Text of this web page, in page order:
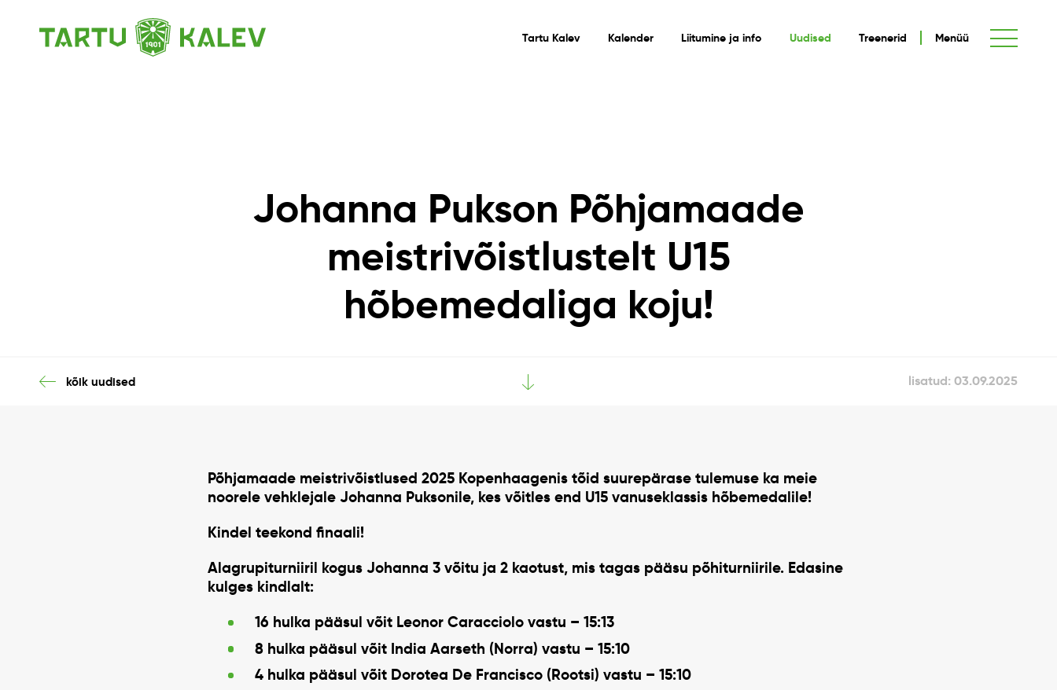
Tartu Kalev Kalender Liitumine ja info Uudised Treenerid Menüü
Johanna Pukson Põhjamaade
meistrivõistlustelt U15
hõbemedaliga koju!
kõik uudised lisatud: 03.09.2025
Põhjamaade meistrivõistlused 2025 Kopenhaagenis tõid suurepärase tulemuse ka meie
noorele vehklejale Johanna Puksonile, kes võitles end U15 vanuseklassis hõbemedalile!
Kindel teekond finaali!
Alagrupiturniiril kogus Johanna 3 võitu ja 2 kaotust, mis tagas pääsu põhiturniirile. Edasine
kulges kindlalt:
16 hulka pääsul võit Leonor Caracciolovastu – 15:13
8 hulka pääsul võit India Aarseth (Norra) vastu – 15:10
4 hulka pääsul võit Dorotea De Francisco (Rootsi) vastu – 15:10